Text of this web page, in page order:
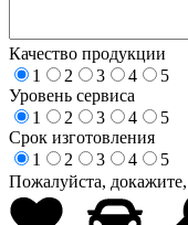
Качество продукции
1
2 3 4
5
Уровень сервиса
1
2 3 4
5
Срок изготовления
1
2 3 4
5
Пожалуйста,